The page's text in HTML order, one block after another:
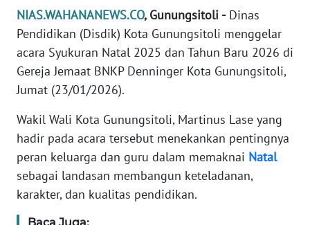
NIAS.WAHANANEWS.CO, Gunungsitoli -Dinas
Pendidikan (Disdik) Kota Gunungsitoli menggelar
acara Syukuran Natal 2025 dan Tahun Baru 2026 di
Gereja Jemaat BNKP Denninger Kota Gunungsitoli,
Jumat (23/01/2026).
Wakil Wali Kota Gunungsitoli, Martinus Lase yang
hadir pada acara tersebut menekankan pentingnya
peran keluarga dan guru dalam memaknai Natal
sebagai landasan membangun keteladanan,
karakter, dan kualitas pendidikan.
TENTANG
KAMI
PEDOMAN
MEDIA
SIBER
KARIR
DISCLAIMER